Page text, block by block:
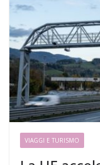
VIAGGI E TURISMO